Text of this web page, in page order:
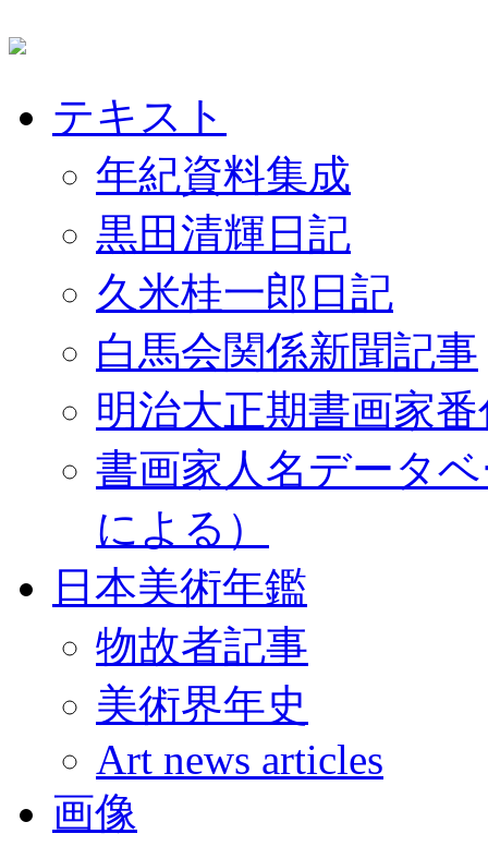
テキスト
年紀資料集成
黒田清輝日記
久米桂一郎日記
白馬会関係新聞記事
明治大正期書画家
書画家人名データ
による）
日本美術年鑑
物故者記事
美術界年史
Art news articles
画像